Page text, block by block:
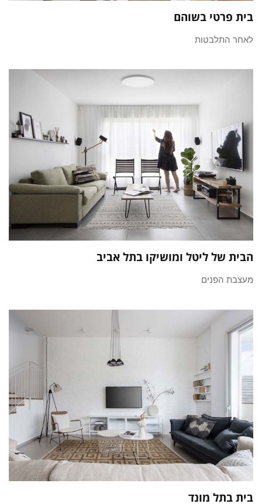
בית פרטי בשוהם
לאחר התלבטות
הבית של ליטל ומושיקו בתל אביב
מעצבת הפנים
בית בתל מונד